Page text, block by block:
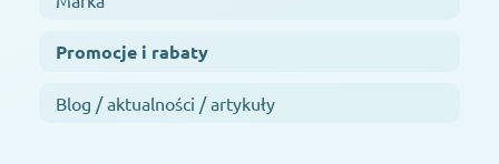
Promocje i rabaty
Blog / aktualności / artykuły